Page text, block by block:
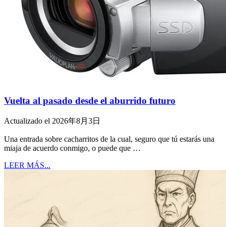
Vuelta al pasado desde el aburrido futuro
Actualizado el 2026年8月3日
Una entrada sobre cacharritos de la cual, seguro que tú estarás una
miaja de acuerdo conmigo, o puede que …
LEER MÁS...